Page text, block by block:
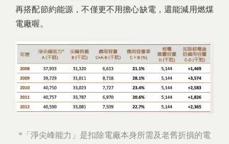
再搭配節約能源，不僅更不用擔心缺電，還能減用燃煤
電廠喔。
*「淨尖峰能力」是扣除電廠本身所需及老舊折損的電